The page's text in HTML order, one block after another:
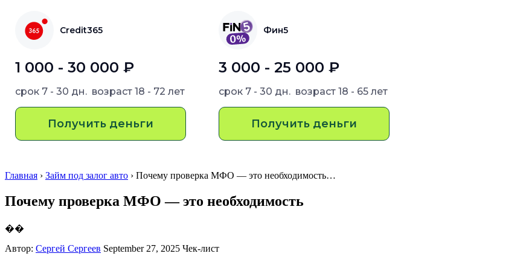
Credit365
1 000 - 30 000 ₽
срок 7 - 30 дн. возраст 18 - 72 лет
Получить деньги
Фин5
3 000 - 25 000 ₽
срок 7 - 30 дн. возраст 18 - 65 лет
Получить деньги
Главная › Займ под залог авто › Почему проверка МФО — это необходимость…
Почему проверка МФО — это необходимость
��
Автор: Сергей Сергеев September 27, 2025 Чек-лист